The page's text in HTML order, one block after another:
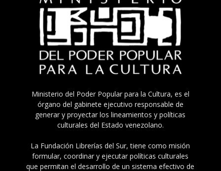
Ministerio del Poder Popular para la Cultura, es el
órgano del gabinete ejecutivo responsable de
generar y proyectar los lineamientos y políticas
culturales del Estado venezolano.
La Fundación Librerías del Sur, tiene como misión
formular, coordinar y ejecutar políticas culturales
que permitan el desarrollo de un sistema efectivo de